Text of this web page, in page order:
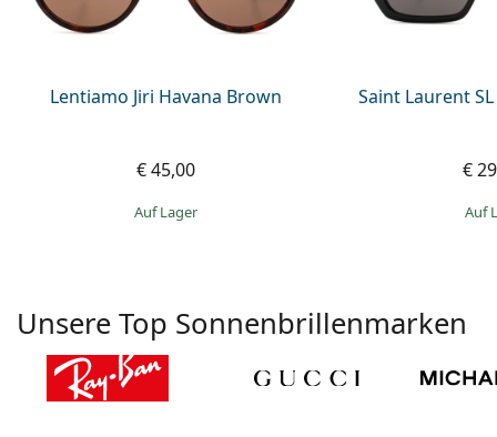
Lentiamo Jiri Havana Brown
€ 45,00
auf Lager
Saint Laurent
€
auf
Unsere Top Sonnenbrillenmarken